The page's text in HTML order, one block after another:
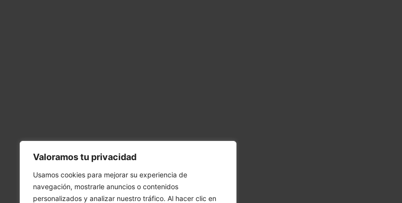
Valoramos tu privacidad
Usamos cookies para mejorar su experiencia de
navegación, mostrarle anuncios o contenidos
personalizados y analizar nuestro tráfico. Al hacer clic en